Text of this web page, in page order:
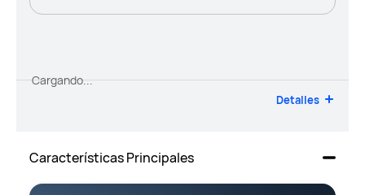
Cargando...
Detalles
Características Principales